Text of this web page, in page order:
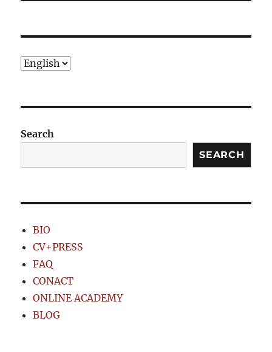
Choose
Search
SEARCH
BIO
CV+PRESS
FAQ
CONACT
ONLINE ACADEMY
BLOG